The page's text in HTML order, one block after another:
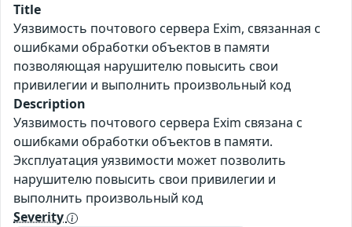
Title
Уязвимость почтового сервера Exim, связанная с
ошибками обработки объектов в памяти
позволяющая нарушителю повысить свои
привилегии и выполнить произвольный код
Description
Уязвимость почтового сервера Exim связана с
ошибками обработки объектов в памяти.
Эксплуатация уязвимости может позволить
нарушителю повысить свои привилегии и
выполнить произвольный код
Severity